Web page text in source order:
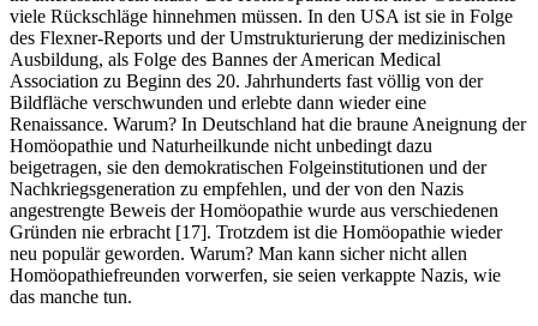
viele Rückschläge hinnehmen müssen. In den USA ist sie in Folge
des Flexner-Reports und der Umstrukturierung der medizinischen
Ausbildung, als Folge des Bannes der American Medical
Association zu Beginn des 20. Jahrhunderts fast völlig von der
Bildfläche verschwunden und erlebte dann wieder eine
Renaissance. Warum? In Deutschland hat die braune Aneignung der
Homöopathie und Naturheilkunde nicht unbedingt dazu
beigetragen, sie den demokratischen Folgeinstitutionen und der
Nachkriegsgeneration zu empfehlen, und der von den Nazis
angestrengte Beweis der Homöopathie wurde aus verschiedenen
Gründen nie erbracht [17]. Trotzdem ist die Homöopathie wieder
neu populär geworden. Warum? Man kann sicher nicht allen
Homöopathiefreunden vorwerfen, sie seien verkappte Nazis, wie
das manche tun.